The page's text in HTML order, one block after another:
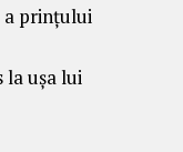
a prințului
la ușa lui